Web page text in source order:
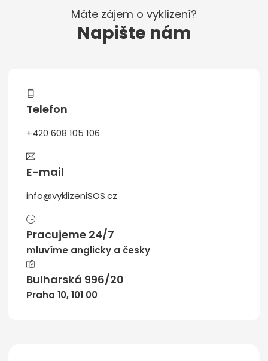
Máte zájem o vyklízení?
Napište nám
Telefon
+420 608 105 106
E-mail
info@vyklizeniSOS.cz
Pracujeme 24/7
mluvíme anglicky a česky
Bulharská 996/20
Praha 10, 101 00